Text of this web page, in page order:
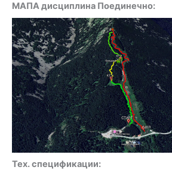
МАПА дисциплина Поединечно:
Тех. спецификации: